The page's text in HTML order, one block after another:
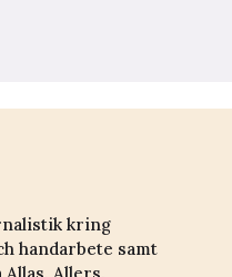
kring
handarbete samt